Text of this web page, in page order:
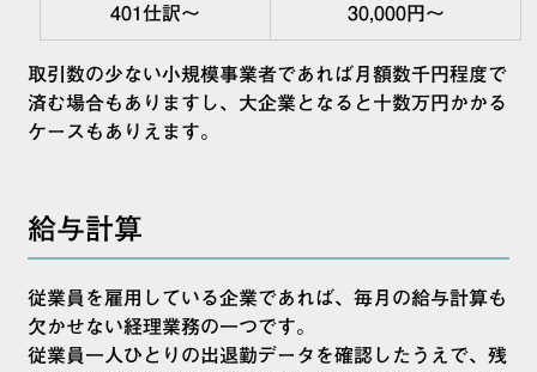
401仕訳～ 30,000円～
取引数の少ない小規模事業者であれば月額数千円程度で
済む場合もありますし、大企業となると十数万円かかる
ケースもありえます。
給与計算
従業員を雇用している企業であれば、毎月の給与計算も
欠かせない経理業務の一つです。
従業員一人ひとりの出退勤データを確認したうえで、残